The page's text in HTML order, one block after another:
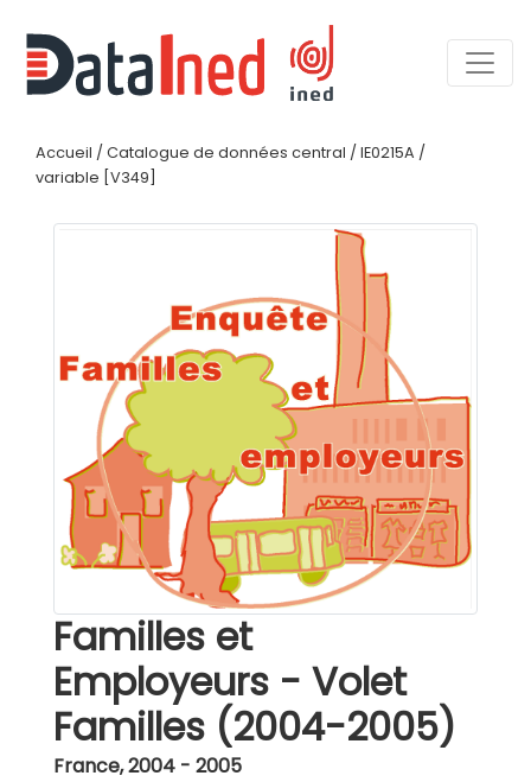
Accueil / Catalogue de données central / IE0215A /
variable [V349]
Familles et
Employeurs - Volet
Familles (2004-2005)
France,2004 - 2005